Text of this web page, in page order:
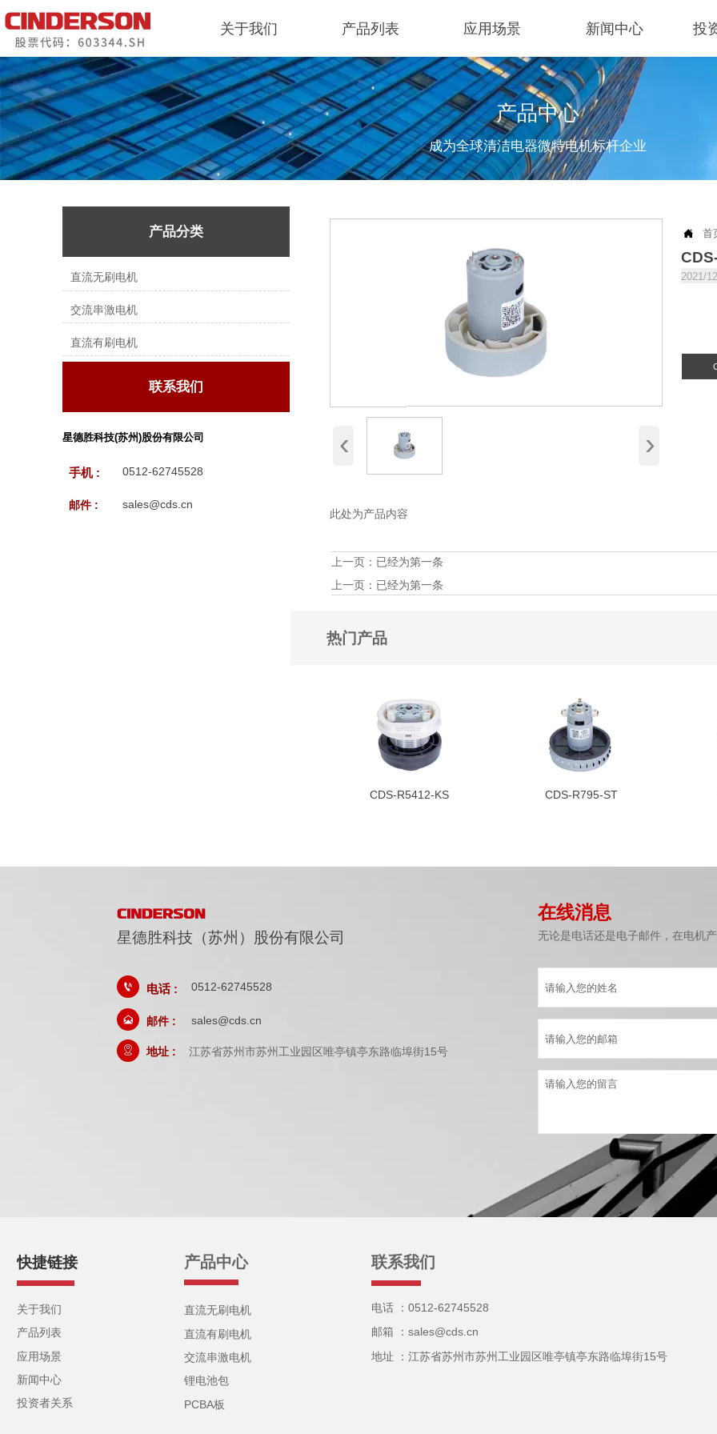
关于我们 产品列表 应用场景 新闻中心 投
产品中心
成为全球清洁电器微特电机标杆企业
产品分类
直流无刷电机
交流串激电机
直流有刷电机
联系我们
星德胜科技(苏州)股份有限公司
手机 : 0512-62745528
邮件 : sales@cds.cn
‹ ›
 首
2021/
此处为产品内容
上一页：已经为第一条
上一页：已经为第一条
热门产品
CDS-R5412-KS CDS-R795-ST
星德胜科技（苏州）股份有限公司
 电话 : 0512-62745528
 邮件 : sales@cds.cn
 地址 : 江苏省苏州市苏州工业园区唯亭镇亭东路临埠街15号
在线消息
无论是电话还是电子邮件，在电机
快捷链接
关于我们
产品列表
应用场景
新闻中心
投资者关系
产品中心
直流无刷电机
直流有刷电机
交流串激电机
锂电池包
PCBA板
联系我们
电话 ：0512-62745528
邮箱 ：sales@cds.cn
地址 ：江苏省苏州市苏州工业园区唯亭镇亭东路临埠街15号